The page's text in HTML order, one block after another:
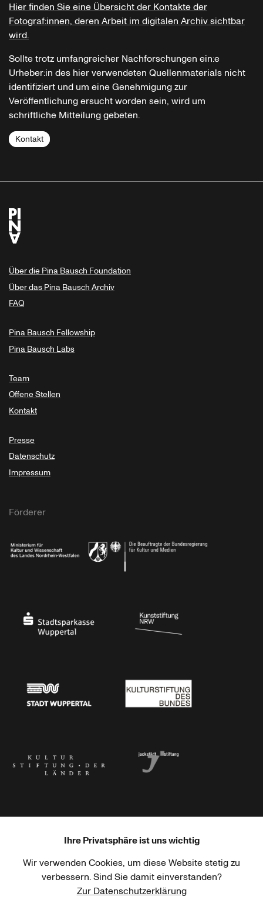
Hier finden Sie eine Übersicht der Kontakte der
Fotograf:innen, deren Arbeit im digitalen Archiv sichtbar
wird.
Sollte trotz umfangreicher Nachforschungen ein:e
Urheber:in des hier verwendeten Quellenmaterials nicht
identifiziert und um eine Genehmigung zur
Veröffentlichung ersucht worden sein, wird um
schriftliche Mitteilung gebeten.
Kontakt
Über die Pina Bausch Foundation
Über das Pina Bausch Archiv
FAQ
Pina Bausch Fellowship
Pina Bausch Labs
Team
Offene Stellen
Kontakt
Presse
Datenschutz
Impressum
Förderer
Haus der Kulturen der Welt Goethe-Institut
Ihre Privatsphäre ist uns wichtig
Wir verwenden Cookies, um diese Website stetig zu
verbessern. Sind Sie damit einverstanden?
Zur Datenschutzerklärung